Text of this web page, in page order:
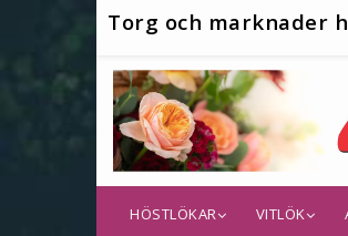
Torg och marknader
HÖSTLÖKAR VITLÖK